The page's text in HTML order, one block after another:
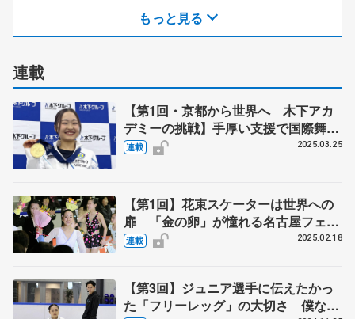
もっと見る
連載
【第1回・京都から世界へ 木下アカ
デミーの挑戦】手厚い支援で国際舞台
へ羽ばたけ カップル種目含め育成・
連載 2025.03.25
【第1回】花束スケーターは世界への
扉 「金の卵」が憧れる名古屋フェス
ティバル 中村俊介「最も思い入れの
連載 2025.02.18
【第3回】ジュニア選手に伝えたかっ
た「フリーレッグ」の大切さ 僕なり